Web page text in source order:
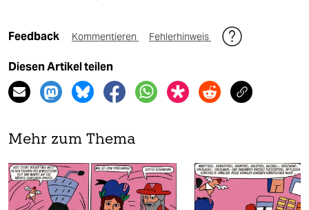
Feedback Kommentieren Fehlerhinweis
Diesen Artikel teilen
Mehr zum Thema